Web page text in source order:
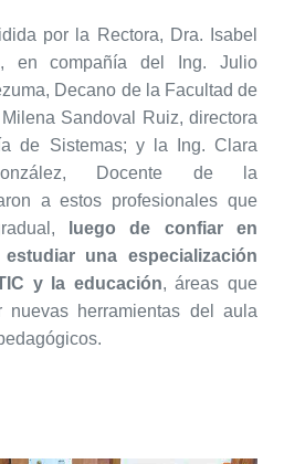
por la Rectora, Dra. Isabel
en compañía del Ing. Julio
Decano de la Facultad de
Sandoval Ruiz, directora
de Sistemas; y la Ing. Clara
Docente de la
a estos profesionales que
luego de confiar en
una especialización
y la educación, áreas que
nuevas herramientas del aula